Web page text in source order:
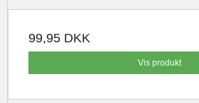
99,95 DKK
Vis produkt